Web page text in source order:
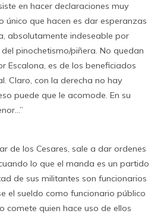
en hacer declaraciones muy
único que hacen es dar esperanzas
absolutamente indeseable por
pinochetismo/piñera. No quedan
Escalona, es de los beneficiados
Claro, con la derecha no hay
puede que le acomode. En su
de los Cesares, sale a dar ordenes
lo que el manda es un partido
de sus militantes son funcionarios
el sueldo como funcionario público
comete quien hace uso de ellos